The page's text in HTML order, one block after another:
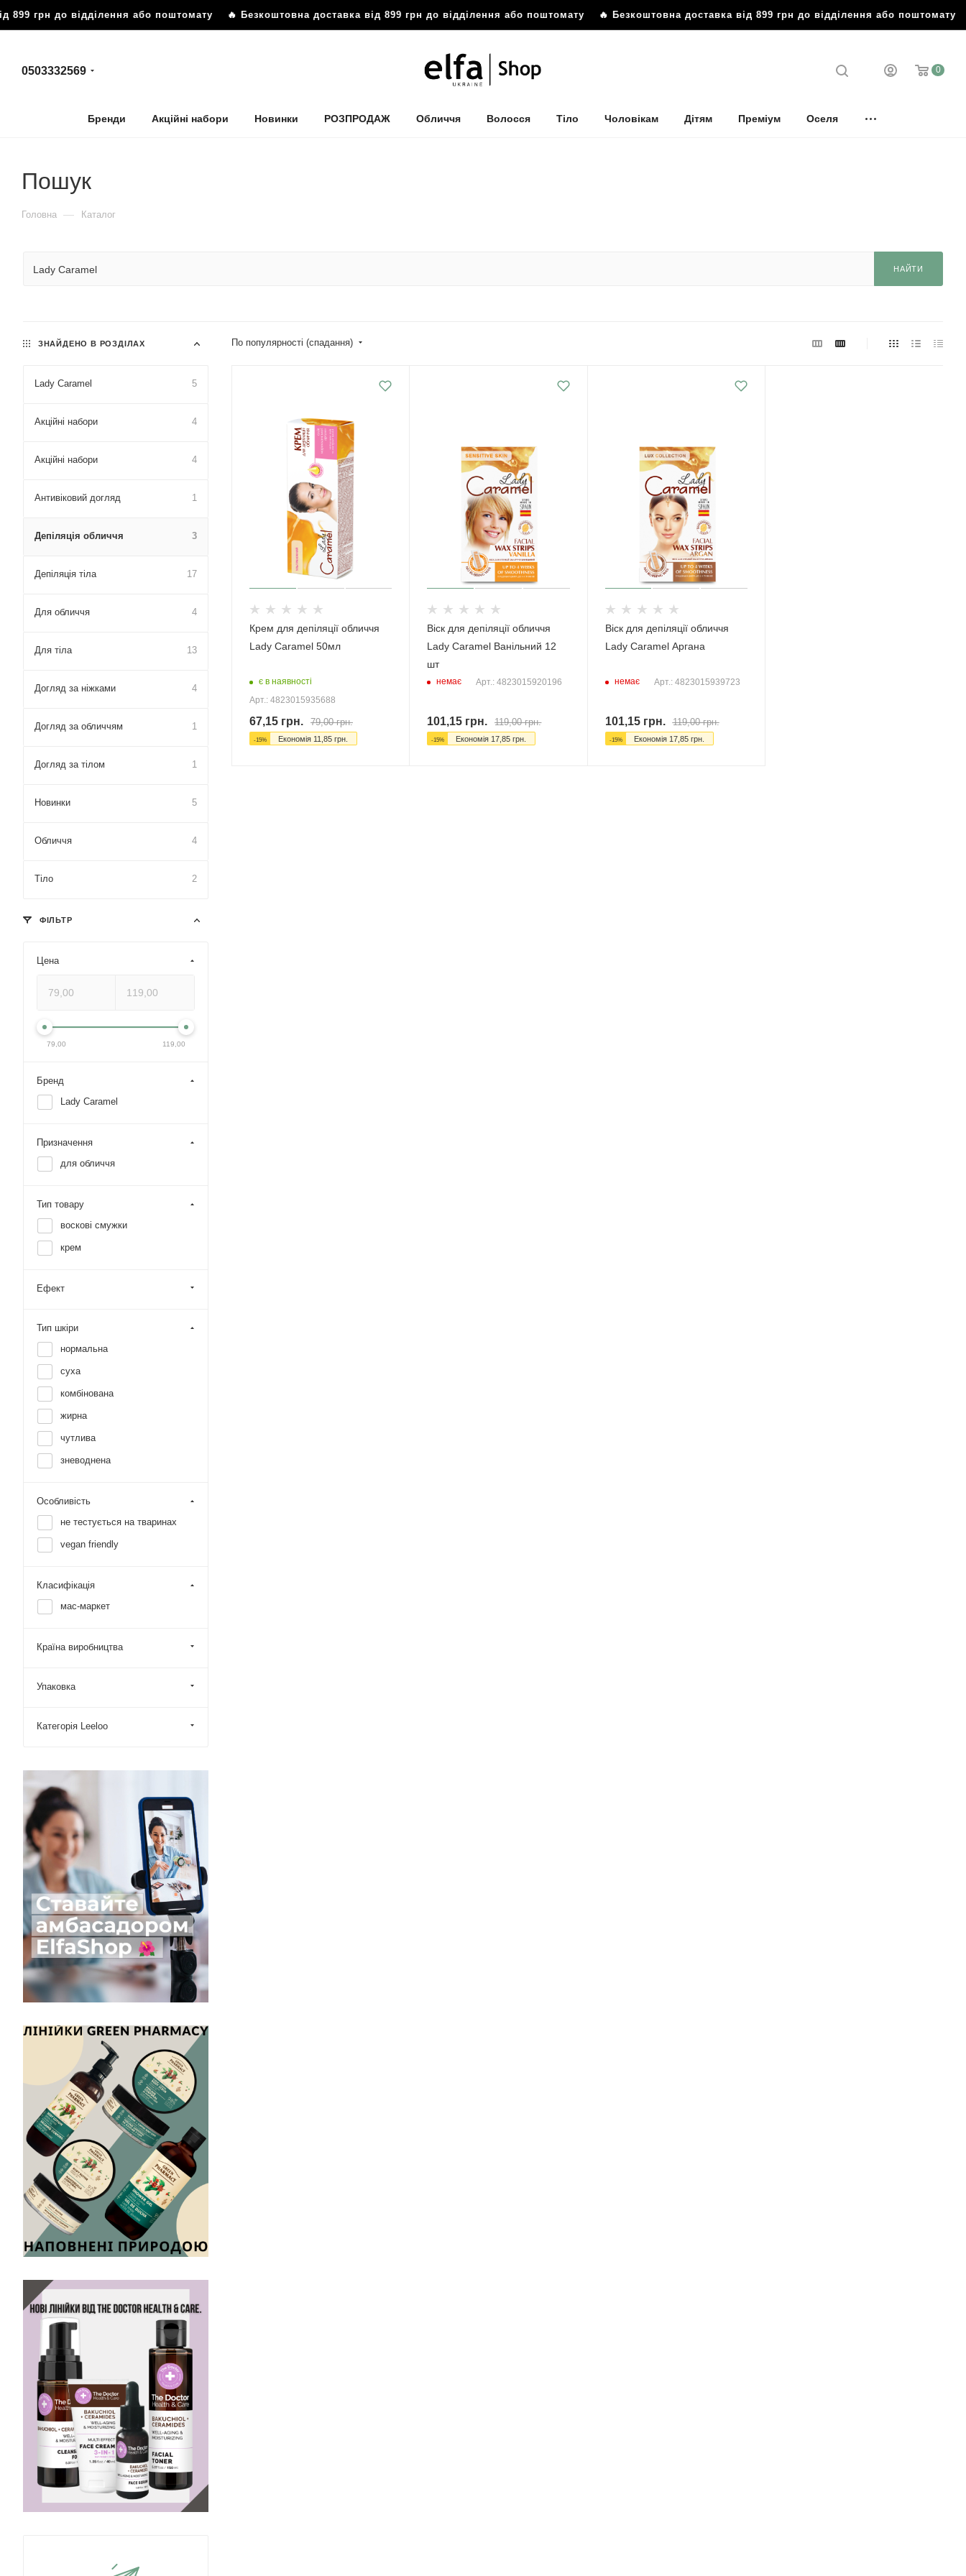
грн до відділення або поштомату🔥 Безкоштовна доставка від 899 грн до відділення або поштомату🔥 Безкоштовна доставка від 899 грн до відділення або поштомату🔥
0503332569 0
Бренди Акційні набори Новинки РОЗПРОДАЖ Обличчя Волосся Тіло Чоловікам Дітям Преміум Оселя
Пошук
Головна — Каталог
НАЙТИ
По популярності (спадання)
Крем для депіляції обличчя
Lady Caramel 50мл
є в наявності
Арт.: 4823015935688
67,15 грн. 79,00грн.
-15% Економія 11,85 грн.
Віск для депіляції обличчя
Lady Caramel Ванільний 12
шт
немає Арт.: 4823015920196
101,15 грн. 119,00грн.
-15% Економія 17,85 грн.
Віск для депіляції обличчя
Lady Caramel Аргана
немає Арт.: 4823015939723
101,15грн. 119,00грн.
-15% Економія 17,85грн.
ЗНАЙДЕНО В РОЗДІЛАХ
Lady Caramel 5
Акційні набори 4
Акційні набори 4
Антивіковий догляд 1
Депіляція обличчя 3
Депіляція тіла 17
Для обличчя 4
Для тіла 13
Догляд за ніжками 4
Догляд за обличчям 1
Догляд за тілом 1
Новинки 5
Обличчя 4
Тіло 2
ФІЛЬТР
Цена
79,00 119,00
Бренд
Lady Caramel
Призначення
для обличчя
Тип товару
воскові смужки
крем
Ефект
Тип шкіри
нормальна
суха
комбінована
жирна
чутлива
зневоднена
Особливість
не тестується на тваринах
vegan friendly
Класифікація
мас-маркет
Країна виробництва
Упаковка
Категорія Leeloo